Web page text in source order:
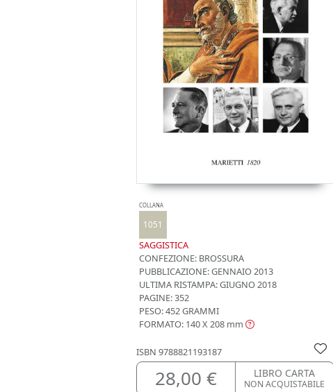
COLLANA
1051
SAGGISTICA
CONFEZIONE: BROSSURA
PUBBLICAZIONE:GENNAIO 2013
ULTIMA RISTAMPA:GIUGNO 2018
PAGINE: 352
PESO: 452 GRAMMI
FORMATO: 140 X 208 mm
ISBN 9788821193187
28,00 € LIBRO CARTA
NON ACQUISTABILE